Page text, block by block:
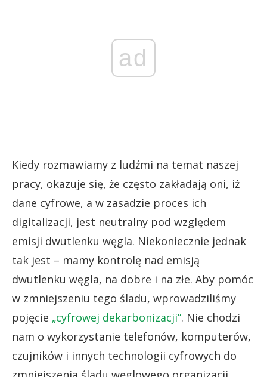
ad
Kiedy rozmawiamy z ludźmi na temat naszej
pracy, okazuje się, że często zakładają oni, iż
dane cyfrowe, a w zasadzie proces ich
digitalizacji, jest neutralny pod względem
emisji dwutlenku węgla. Niekoniecznie jednak
tak jest – mamy kontrolę nad emisją
dwutlenku węgla, na dobre i na złe. Aby pomóc
w zmniejszeniu tego śladu, wprowadziliśmy
pojęcie „cyfrowej dekarbonizacji”. Nie chodzi
nam o wykorzystanie telefonów, komputerów,
czujników i innych technologii cyfrowych do